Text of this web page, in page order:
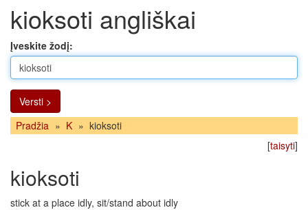
kioksoti angliškai
Įveskite žodį:
Versti >
Pradžia » K » kioksoti
[taisyti]
kioksoti
stick at a place idly, sit/stand about idly